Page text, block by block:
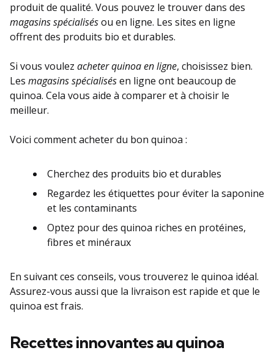
produit de qualité. Vous pouvez le trouver dans des
magasins spécialisésou en ligne. Les sites en ligne
offrent des produits bio et durables.
Si vous voulez acheter quinoa en ligne, choisissez bien.
Les magasins spécialisésen ligne ont beaucoup de
quinoa. Cela vous aide à comparer et à choisir le
meilleur.
Voici comment acheter du bon quinoa :
Cherchez des produits bio et durables
Regardez les étiquettes pour éviter la saponine
et les contaminants
Optez pour des quinoa riches en protéines,
fibres et minéraux
En suivant ces conseils, vous trouverez le quinoa idéal.
Assurez-vous aussi que la livraison est rapide et que le
quinoa est frais.
Recettes innovantes au quinoa